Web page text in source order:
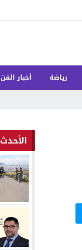
رياضة أخبار الفن
الأحدث